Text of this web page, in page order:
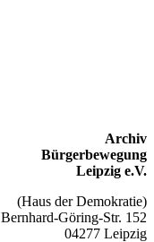
Archiv
Bürgerbewegung
Leipzig e.V.
(Haus der Demokratie)
Bernhard-Göring-Str. 152
04277 Leipzig